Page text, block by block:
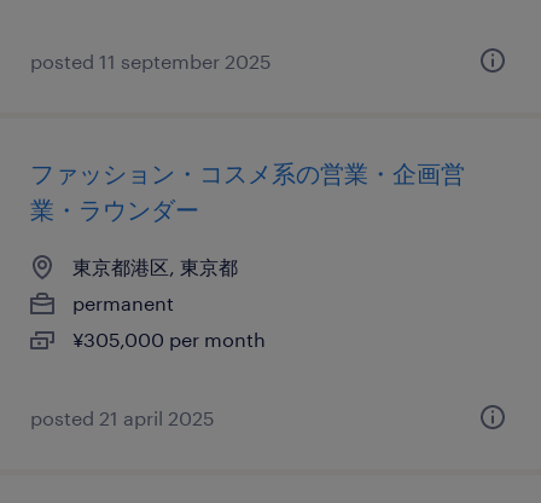
posted 11 september 2025
ファッション・コスメ系の営業・企画営
業・ラウンダー
東京都港区, 東京都
permanent
¥305,000 per month
posted 21 april 2025